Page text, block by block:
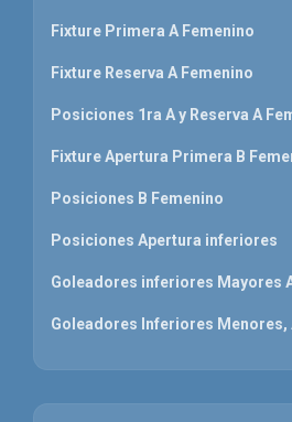
Fixture Primera A Femenino
Fixture Reserva A Femenino
Posiciones 1ra A y Reserva A
Fixture Apertura Primera B
Posiciones B Femenino
Posiciones Apertura inferiores
Goleadores inferiores Mayores
Goleadores Inferiores Menores,